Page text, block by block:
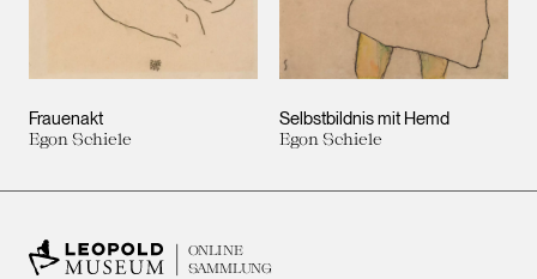
Frauenakt
Egon Schiele
Selbstbildnis mit Hemd
Egon Schiele
ONLINE
SAMMLUNG